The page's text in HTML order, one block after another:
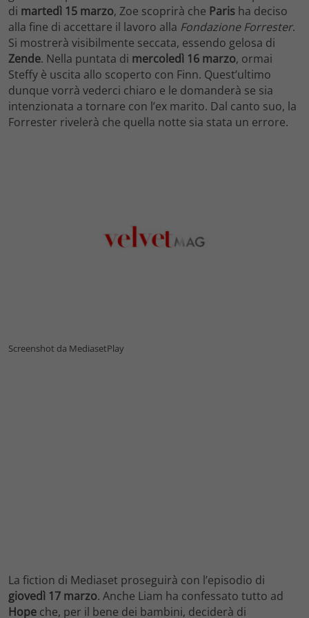
di martedì 15 marzo, Zoe scoprirà che Paris ha deciso
alla fine di accettare il lavoro alla Fondazione Forrester.
Si mostrerà visibilmente seccata, essendo gelosa di
Zende. Nella puntata di mercoledì 16 marzo, ormai
Steffy è uscita allo scoperto con Finn. Quest’ultimo
dunque vorrà vederci chiaro e le domanderà se sia
intenzionata a tornare con l’ex marito. Dal canto suo, la
Forrester rivelerà che quella notte sia stata un errore.
Screenshot da MediasetPlay
La fiction di Mediaset proseguirà con l’episodio di
giovedì 17 marzo. Anche Liam ha confessato tutto ad
Hope che, per il bene dei bambini, deciderà di